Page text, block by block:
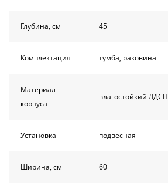
Глубина, см 45
Комплектация тумба, раковина
Материал
корпуса
влагостойкий ЛДСП
Установка подвесная
Ширина, см 60